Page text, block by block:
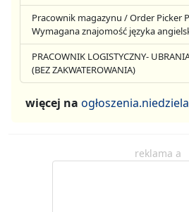
Pracownik magazynu / Order Picker
Wymagana znajomość języka
PRACOWNIK LOGISTYCZNY-
(BEZ ZAKWATEROWANIA)
więcej na
reklama a